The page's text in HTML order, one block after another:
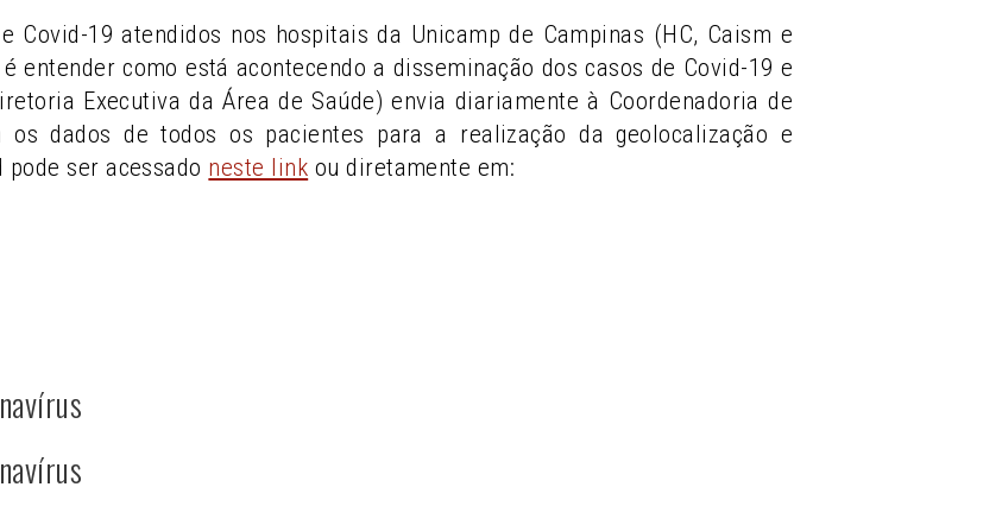
Covid-19 atendidos nos hospitais da Unicamp de Campinas (HC, Caism e
entender como está acontecendo a disseminação dos casos de Covid-19 e
Executiva da Área de Saúde) envia diariamente à Coordenadoria de
os dados de todos os pacientes para a realização da geolocalização e
ser acessado neste link ou diretamente em: